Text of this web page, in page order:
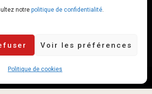
notre politique de confidentialité.
Voir les préférences
Politique de cookies
Le Samedi
18h00